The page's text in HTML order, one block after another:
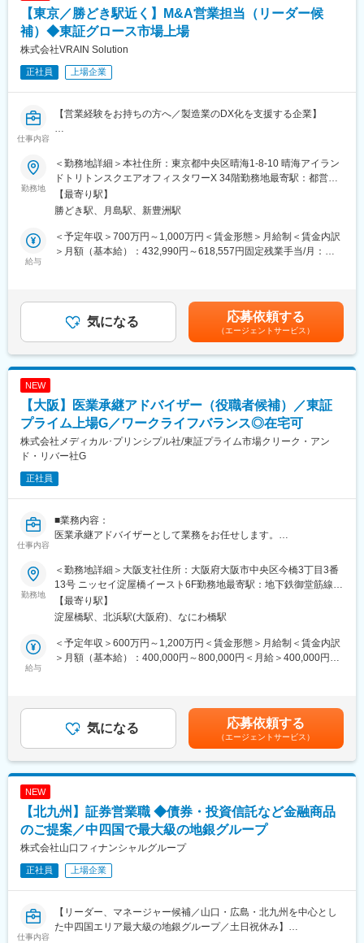
変更の範囲：会社の定める業務
■本ポジションの特徴：
・No.1のフィンテックサービスの実現に関わることができます。
・国内決済アプリNo.1のPayPayというプラットフォーム上で、ス
きます。
2018年にサービスを開始してから約6年でユーザー数7,000万人
（2025年7月時点）を突破したフィンテック企業である
が使用する決済プラットフォームとして急速に事業規模を拡大し
ています。PayPay証券株式会社は「PayPay」から使用できるス
マホ専業証券会社として「資産運用」を日常の中で誰もが簡単に
できるユニークで身近な資産運用サービスを提供しています。
【東京／勝どき駅近く】M&A営業担当（リーダー候
補）◆東証グロース市場上場
株式会社VRAIN Solution
正社員 上場企業
仕事内容
【営業経験をお持ちの方へ／製造業のDX化を支援する企業】
社長直下のポジションとして、国内拠点の拡大をはじめとした急
成長フェーズにある弊社において、経営上の重要テーマに幅広く
関与いただきます。
トップセールスとして現場に立つ社長が、事業創出・経営判断に
専念できるよう、企画・調査から案件推進までを担い、将来的に
はチーム・機能の中核を担っていただくことを想定したリーダー
候補ポジションです。
作成
・候補となる企業や事業領域の市場調査、事業性評価
・案件化に向けたタスク整理、社内外関係者との調整・交渉
■当社について
2024年2月に創業から3年11か月で上場した「モノづくりのあり方
を変え、世界を変えていく」をミッションに、AI×IoTで「製造現
場のデファクトスタンダードの構築」を目指す会社です。
通じた課題解決型ソリューションを提供しています。
拡大しており、今後も製造現場における様々な課題解決に向け
た、自社製のAIソフトウェア×IoTによる新たなソリューション領
域へと事業を拡大していきます。
勤務地
＜勤務地詳細＞本社住所：東京都中央区晴海1-8-10 晴海アイラン
ドトリトンスクエアオフィスタワーX 34階勤務地最寄駅：都営大
江戸線／勝どき駅受動喫煙対策：屋内全面禁煙変更の範囲：会社
の定める全ての事業所
【最寄り駅】
勝どき駅、月島駅、新豊洲駅
給与
＜予定年収＞700万円～1,000万円＜賃金形態＞月給制＜賃金内訳
＞月額（基本給）：432,990円～618,557円固定残業手当/月：
経験、スキル、年齢を考慮の上、当社規定により決定します。※年
収構成は、月給×12ヶ月となります。■人事評価：年2回※評価に応
じて給与改定を実施※管理監督者採用の場合、残業手当の支給なし
賃金はあくまでも目安の金額であり、選考を通じて上下する可能
性があります。月給(月額)は固定手当を含めた表記です。
気になる 応募依頼する
（エージェントサービス）
NEW
【大阪】医業承継アドバイザー（役職者候補）／東証
プライム上場G／ワークライフバランス◎在宅可
株式会社メディカル･プリンシプル社/東証プライム市場クリーク・アン
ド・リバー社G
正社員
仕事内容
■業務内容：
医業承継アドバイザーとして業務をお任せします。
■業務詳細：
・医業承継事業の立ち上げ・開拓（医業承継案件の確保、譲り受
け候補者・医師等の対応等）
・譲り渡し・譲り受け双方のニーズヒアリングとマッチング
・財務・事業デューデリジェンスの実施支援
・承継スキームの設計と提案
・契約交渉・クロージング支援
■所属部署名：
医業承継・開業支援ディビジョン（5名体制）
勤務地
＜勤務地詳細＞大阪支社住所：大阪府大阪市中央区今橋3丁目3番
13号 ニッセイ淀屋橋イースト6F勤務地最寄駅：地下鉄御堂筋線／
淀屋橋駅受動喫煙対策：屋内全面禁煙変更の範囲：会社の定める
事業所（リモートワーク含む）
【最寄り駅】
淀屋橋駅、北浜駅(大阪府)、なにわ橋駅
給与
＜予定年収＞600万円～1,200万円＜賃金形態＞月給制＜賃金内訳
＞月額（基本給）：400,000円～800,000円＜月給＞400,000円～
はあくまでも目安の金額であり、選考を通じて上下する可能性が
あります。月給(月額)は固定手当を含めた表記です。
気になる 応募依頼する
（エージェントサービス）
NEW
【北九州】証券営業職 ◆債券・投資信託など金融商品
のご提案／中四国で最大級の地銀グループ
株式会社山口フィナンシャルグループ
正社員 上場企業
仕事内容
【リーダー、マネージャー候補／山口・広島・北九州を中心とし
た中四国エリア最大級の地銀グループ／土日祝休み】